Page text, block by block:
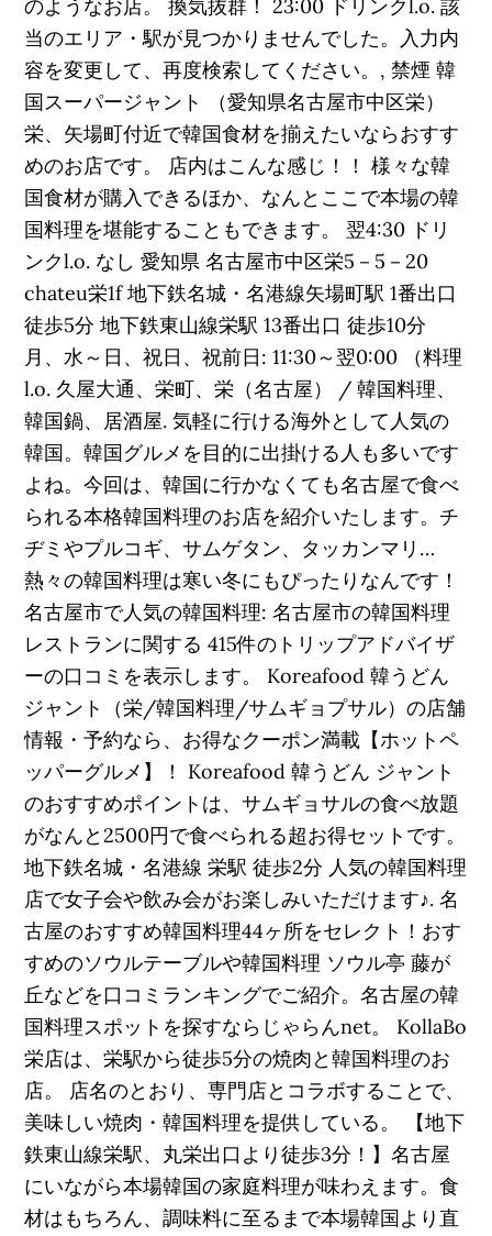
のようなお店。 換気抜群！ 23:00 ドリンクl.o. 該
当のエリア・駅が見つかりませんでした。入力内
容を変更して、再度検索してください。, 禁煙 韓
国スーパージャント （愛知県名古屋市中区栄）
栄、矢場町付近で韓国食材を揃えたいならおすす
めのお店です。 店内はこんな感じ！！ 様々な韓
国食材が購入できるほか、なんとここで本場の韓
国料理を堪能することもできます。 翌4:30 ドリ
ンクl.o. なし 愛知県 名古屋市中区栄5－5－20
chateu栄1f 地下鉄名城・名港線矢場町駅 1番出口
徒歩5分 地下鉄東山線栄駅 13番出口 徒歩10分
月、水～日、祝日、祝前日: 11:30～翌0:00 （料理
l.o. 久屋大通、栄町、栄（名古屋） / 韓国料理、
韓国鍋、居酒屋. 気軽に行ける海外として人気の
韓国。韓国グルメを目的に出掛ける人も多いです
よね。今回は、韓国に行かなくても名古屋で食べ
られる本格韓国料理のお店を紹介いたします。チ
ヂミやプルコギ、サムゲタン、タッカンマリ…
熱々の韓国料理は寒い冬にもぴったりなんです！
名古屋市で人気の韓国料理: 名古屋市の韓国料理
レストランに関する 415件のトリップアドバイザ
ーの口コミを表示します。 Koreafood 韓うどん
ジャント（栄/韓国料理/サムギョプサル）の店舗
情報・予約なら、お得なクーポン満載【ホットペ
ッパーグルメ】！ Koreafood 韓うどん ジャント
のおすすめポイントは、サムギョサルの食べ放題
がなんと2500円で食べられる超お得セットです。
地下鉄名城・名港線 栄駅 徒歩2分 人気の韓国料理
店で女子会や飲み会がお楽しみいただけます♪. 名
古屋のおすすめ韓国料理44ヶ所をセレクト！おす
すめのソウルテーブルや韓国料理 ソウル亭 藤が
丘などを口コミランキングでご紹介。名古屋の韓
国料理スポットを探すならじゃらんnet。 KollaBo
栄店は、栄駅から徒歩5分の焼肉と韓国料理のお
店。 店名のとおり、専門店とコラボすることで、
美味しい焼肉・韓国料理を提供している。 【地下
鉄東山線栄駅、丸栄出口より徒歩3分！】名古屋
にいながら本場韓国の家庭料理が味わえます。食
材はもちろん、調味料に至るまで本場韓国より直